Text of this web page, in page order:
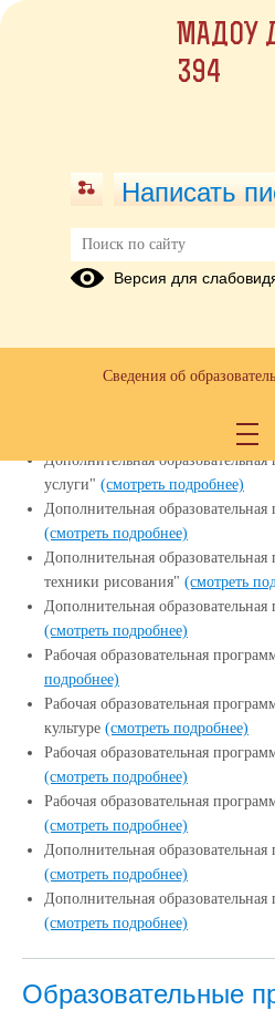
Реализуемые
(смотреть подробнее)
Дополнительная
услуги" (смотреть подробнее)
Дополнительная
(смотреть подробнее)
Дополнительная
техники рисования" (смотреть
Дополнительная
(смотреть подробнее)
Рабочая образовательная
подробнее)
Рабочая образовательная
культуре (смотреть подробнее)
Рабочая образовательная
(смотреть подробнее)
Рабочая образовательная
(смотреть подробнее)
Дополнительная
(смотреть подробнее)
Дополнительная
(смотреть подробнее)
Образовательные
МАДОУ
394
Написать
Версия для
Сведения об